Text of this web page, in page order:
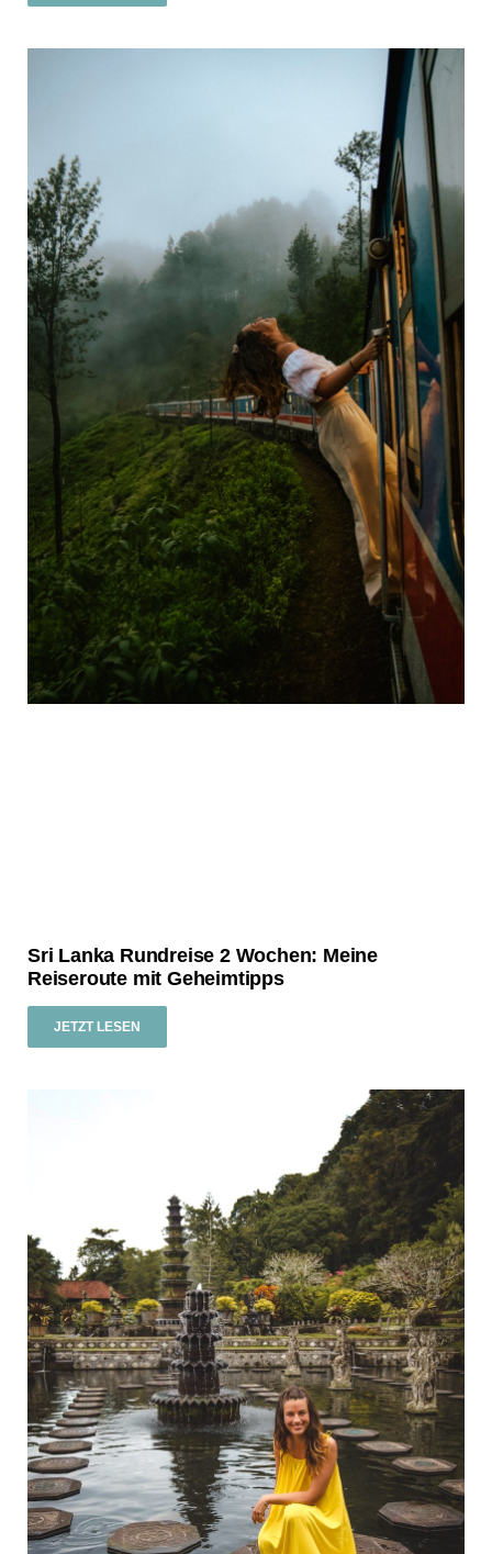
Sri Lanka Rundreise 2 Wochen: Meine
Reiseroute mit Geheimtipps
JETZT LESEN